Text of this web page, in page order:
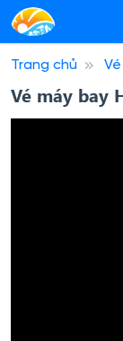
Trang chủ
Nội đi Đà Nẵng
Vé máy bay